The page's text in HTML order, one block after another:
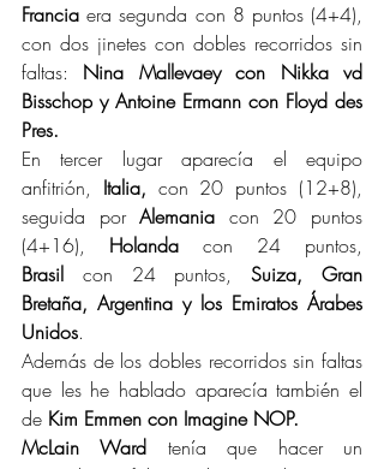
Francia era segunda con 8 puntos (4+4),
con dos jinetes con dobles recorridos sin
faltas: Nina Mallevaey con Nikka vd
Bisschop y Antoine Ermann con Floyd des
Pres.
En tercer lugar aparecía el equipo
anfitrión, Italia, con 20 puntos (12+8),
seguida por Alemania con 20 puntos
(4+16), Holanda
Brasil con 24 puntos, Suiza, Gran
Bretaña, Argentina y los Emiratos Árabes
Unidos.
Además de los dobles recorridos sin faltas
que les he hablado aparecía también el
de Kim Emmen con Imagine NOP.
McLain Ward tenía que hacer un